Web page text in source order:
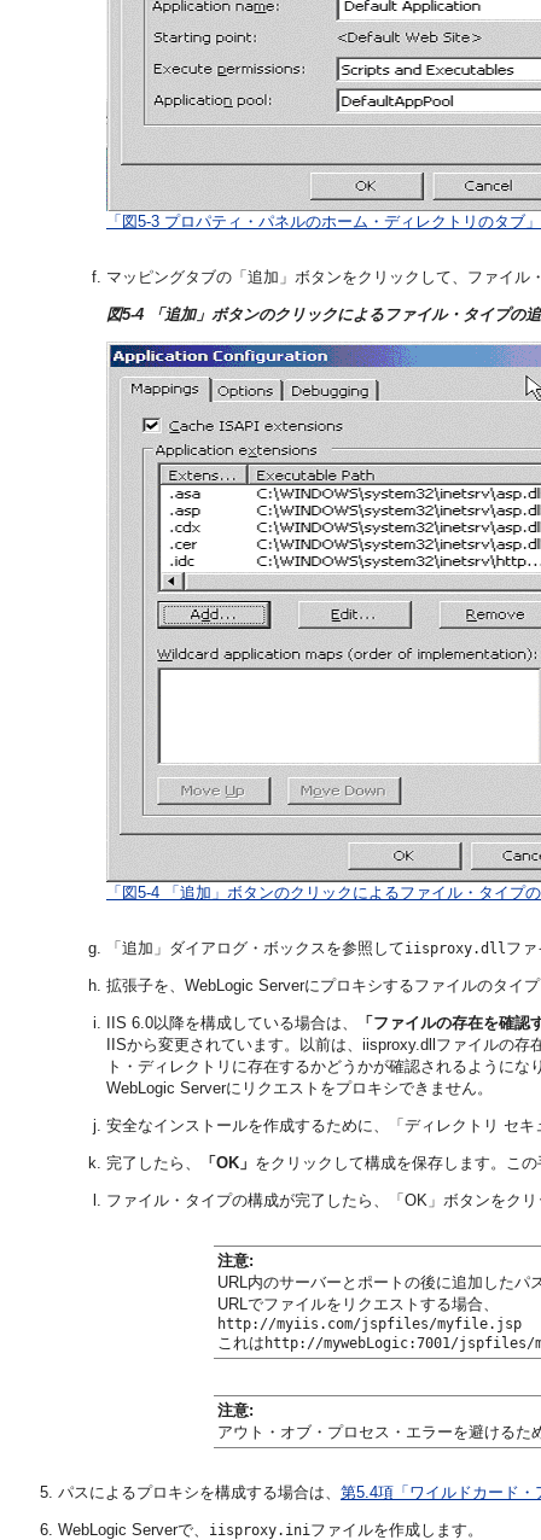
「図5-3 プロパティ・パネルのホーム・ディレクトリのタブ
マッピングタブの「追加」ボタンをクリックして、ファイ
図5-4 「追加」ボタンのクリックによるファイル・タイプの
「図5-4 「追加」ボタンのクリックによるファイル・タイプ
「追加」ダイアログ・ボックスを参照してiisproxy.dll フ
拡張子を、WebLogic Serverにプロキシするファイルのタイ
IIS 6.0以降を構成している場合は、
「ファイルの存在を確認
IISから変更されています。以前は、iisproxy.dllファイルの
ト・ディレクトリに存在するかどうかが確認されるように
WebLogic Serverにリクエストをプロキシできません。
安全なインストールを作成するために、「ディレクトリ セ
完了したら、 「OK」 をクリックして構成を保存します。こ
ファイル・タイプの構成が完了したら、「OK」ボタンをク
注意:
URL内のサーバーとポートの後に追加した
URLでファイルをリクエストする場合、
http://myiis.com/jspfiles/myfile.jsp
これは http://mywebLogic:7001/
注意:
アウト・オブ・プロセス・エラーを避けるた
パスによるプロキシを構成する場合は、 第5.4項「ワイルドカード
WebLogic Serverで、 iisproxy.ini ファイルを作成します。